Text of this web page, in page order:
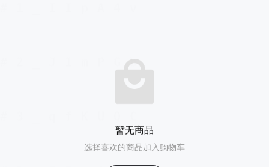
暂无商品
选择喜欢的商品加入购物车